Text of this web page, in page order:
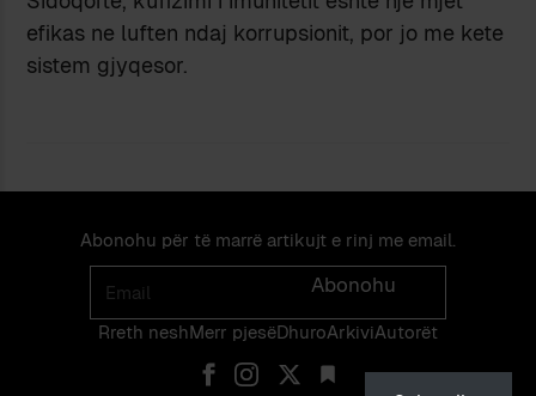
efikas ne luften ndaj korrupsionit, por jo me kete
sistem gjyqesor.
Abonohu për të marrë artikujt e rinj me email.
Email
Abonohu
Rreth neshMerr pjes​​ë​DhuroArkiviAutorët